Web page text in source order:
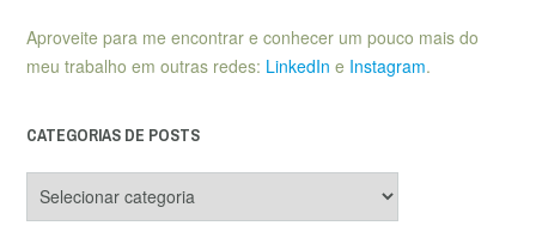
Aproveite para me encontrar e conhecer um pouco mais do
meu trabalho em outras redes: LinkedIn e Instagram.
CATEGORIAS DE POSTS
de